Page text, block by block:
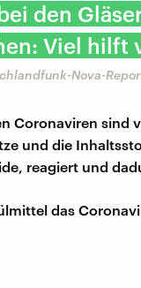
den
Viel hilft
Nova-
Coronaviren sind
und die
reagiert und
das